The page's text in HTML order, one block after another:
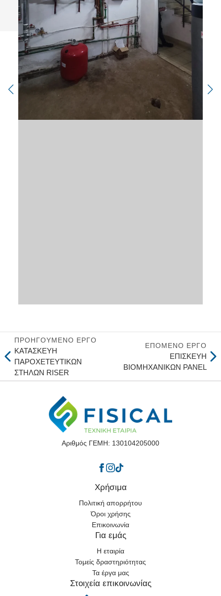
ΠΡΟΗΓΟΎΜΕΝΟ ΈΡΓΟ
ΚΑΤΑΣΚΕΥΗ
ΠΑΡΟΧΕΤΕΥΤΙΚΩΝ
ΣΤΗΛΩΝ RISER
ΕΠΌΜΕΝΟ ΈΡΓΟ
ΕΠΙΣΚΕΥΗ
ΒΙΟΜΗΧΑΝΙΚΩΝ PANEL
Αριθμός ΓΕΜΗ: 130104205000
Χρήσιμα
Πολιτική απορρήτου
Όροι χρήσης
Επικοινωνία
Για εμάς
Η εταιρία
Τομείς δραστηριότητας
Τα έργα μας
Στοιχεία επικοινωνίας